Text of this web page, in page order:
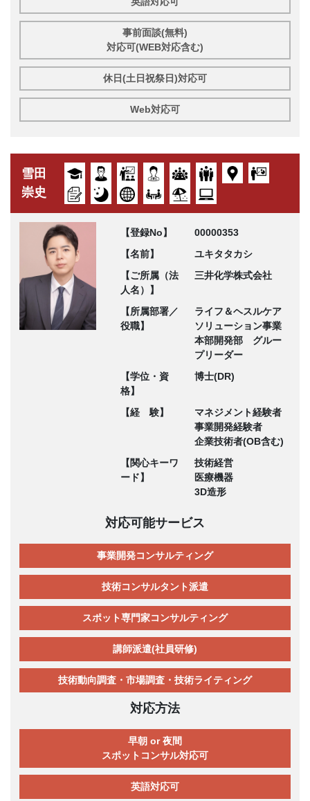
事前面談(無料)
対応可(WEB対応含む)
休日(土日祝祭日)対応可
Web対応可
雪田
崇史
【登録No】
00000353
【名前】
ユキタタカシ
【ご所属（法
人名）】
三井化学株式会社
【所属部署／
役職】
ライフ＆ヘスルケア
ソリューション事業
本部開発部 グルー
プリーダー
【学位・資
格】
博士(DR)
【経 験】
マネジメント経験者
事業開発経験者
企業技術者(OB含む)
【関心キーワ
ード】
技術経営
医療機器
3D造形
対応可能サービス
事業開発コンサルティング
技術コンサルタント派遣
スポット専門家コンサルティング
講師派遣(社員研修)
技術動向調査・市場調査・技術ライティング
対応方法
早朝 or 夜間
スポットコンサル対応可
英語対応可